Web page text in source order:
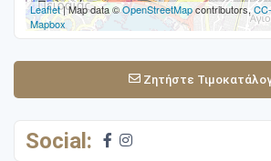
Leaflet| Map data ©OpenStreetMapcontributors,
Mapbox
Ζητήστε
Social: